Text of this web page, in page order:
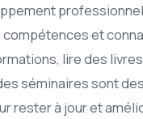
et
lire des
séminaires sont
rester à jour et